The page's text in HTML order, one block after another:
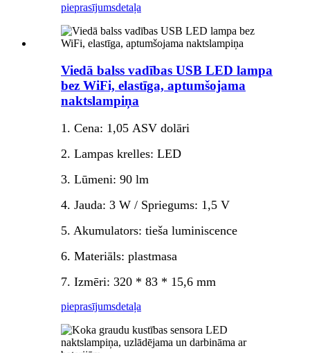
pieprasījumsdetaļa
Viedā balss vadības USB LED lampa
bez WiFi, elastīga, aptumšojama
naktslampiņa
1. Cena: 1,05 ASV dolāri
2. Lampas krelles: LED
3. Lūmeni: 90 lm
4. Jauda: 3 W / Spriegums: 1,5 V
5. Akumulators: tieša luminiscence
6. Materiāls: plastmasa
7. Izmēri: 320 * 83 * 15,6 mm
pieprasījumsdetaļa